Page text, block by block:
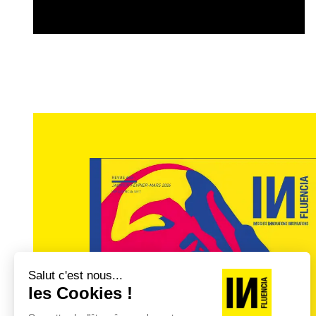
Le shopping de
A côté de la fréquentation de ces
les célébrités restent de puissants
de luxe tiennent aussi bien leur rang
tous les jours « exceptionnels », les 25-
influenceuses telles queCarla Ginola
Situations, ndlr),Chloe BleincouSofya
Zita d’Hauteville.